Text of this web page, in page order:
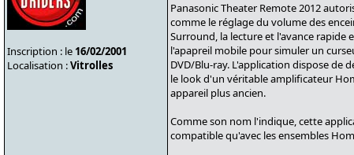
Inscription : le 16/02/2001
Localisation :Vitrolles
Panasonic Theater Remote 2012
comme le réglage du volume des
Surround, la lecture et l'avance rapide
l'apapreil mobile pour simuler un
DVD/Blu-ray. L'application dispose de
le look d'un véritable amplificateur
appareil plus ancien.
Comme son nom l'indique, cette
compatible qu'avec les ensembles